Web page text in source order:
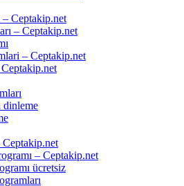
– Ceptakip.net
– Ceptakip.net
– Ceptakip.net
dinleme
Ceptakip.net
– Ceptakip.net
ücretsiz